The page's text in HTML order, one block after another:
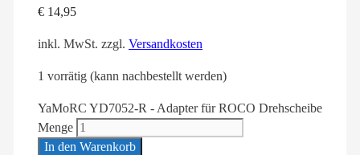
€ 14,95
inkl. MwSt. zzgl. Versandkosten
1 vorrätig (kann nachbestellt werden)
YaMoRC YD7052-R - Adapter für ROCO Drehscheibe
Menge
In den Warenkorb